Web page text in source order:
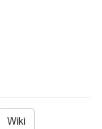
Wiki